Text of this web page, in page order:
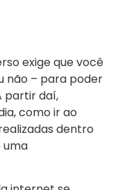
exige que você
não – para poder
partir daí,
como ir ao
dentro
uma